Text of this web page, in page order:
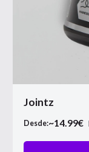
Jointz
Desde:~14.99€